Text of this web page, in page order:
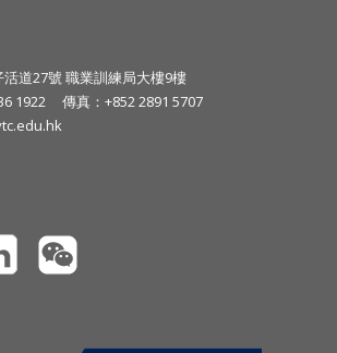
道27號 職業訓練局大樓9樓
1922
傳真：+852 2891 5707